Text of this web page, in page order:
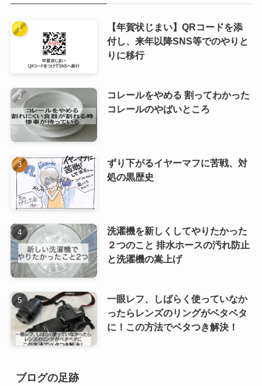
【年賀状じまい】QRコードを添
付し、来年以降SNS等でのやりと
りに移行
コレールをやめる 割ってわかった
コレールのやばいところ
ずり下がるイヤーマフに苦戦、対
処の黒歴史
洗濯機を新しくしてやりたかった
２つのこと 排水ホースの汚れ防止
と洗濯機の嵩上げ
一眼レフ、しばらく使っていなか
ったらレンズのリングがベタベタ
に！この方法でベタつき解決！
ブログの足跡